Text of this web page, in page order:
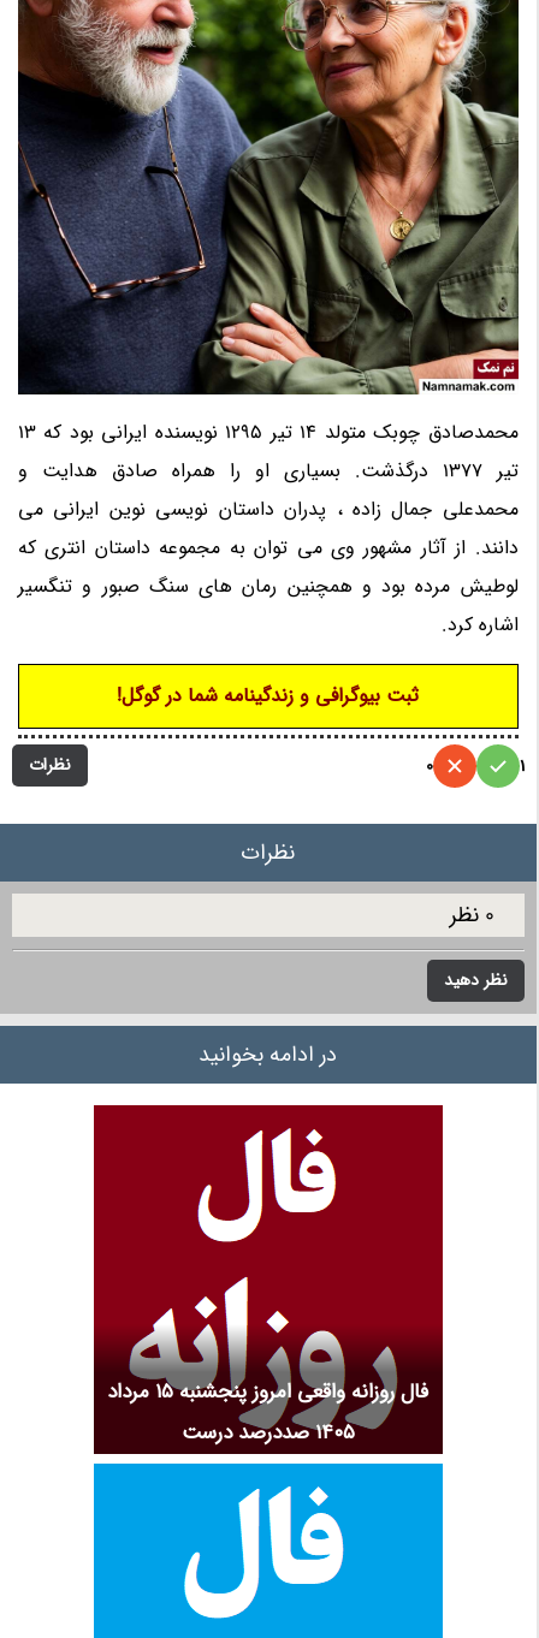
محمدصادق چوبک متولد 14 تیر 1295 نویسنده ایرانی بود که 13
تیر 1377 درگذشت. بسیاری او را همراه صادق هدایت و
محمدعلی جمال زاده ، پدران داستان نویسی نوین ایرانی می
دانند. از آثار مشهور وی می توان به مجموعه داستان انتری که
لوطیش مرده بود و همچنین رمان های سنگ صبور و تنگسیر
اشاره کرد.
ثبت بیوگرافی و زندگینامه شما در گوگل!
نظرات 1
0
نظرات
0 نظر
نظر دهید
در ادامه بخوانید
فال روزانه واقعی امروز پنجشنبه ۱۵ مرداد
۱۴۰۵ صددرصد درست